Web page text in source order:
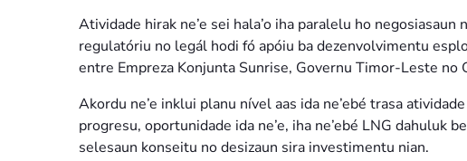
Atividade hirak ne’e sei hala’o iha paralelu ho negosiasaun
regulatóriu no legál hodi fó apóiu ba dezenvolvimentu
entre Empreza Konjunta Sunrise, Governu Timor-Leste no
Akordu ne’e inklui planu nível aas ida ne’ebé trasa
progresu, oportunidade ida ne’e, iha ne’ebé LNG
selesaun konseitu no desizaun sira investimentu nian.